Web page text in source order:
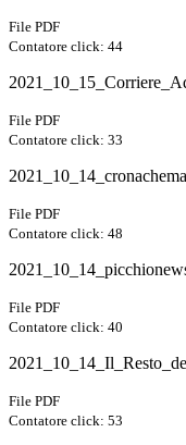
File PDF
Contatore click: 44
File PDF
Contatore click: 33
File PDF
Contatore click: 48
File PDF
Contatore click: 40
File PDF
Contatore click: 53